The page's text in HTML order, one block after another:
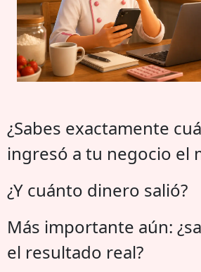
¿Sabes exactamente
ingresó a tu negocio el
¿Y cuánto dinero salió?
Más importante aún:
el resultado real?